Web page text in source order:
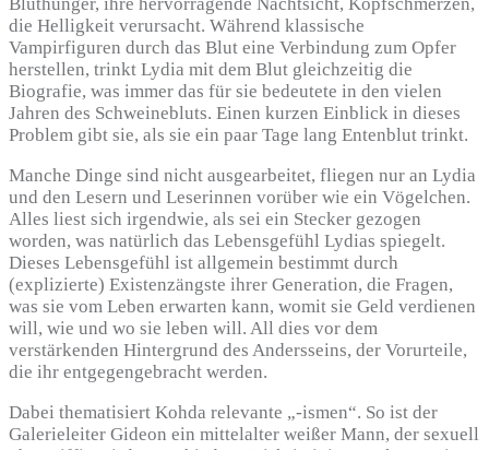
die Helligkeit verursacht. Während klassische
Vampirfiguren durch das Blut eine Verbindung zum Opfer
herstellen, trinkt Lydia mit dem Blut gleichzeitig die
Biografie, was immer das für sie bedeutete in den vielen
Jahren des Schweinebluts. Einen kurzen Einblick in dieses
Problem gibt sie, als sie ein paar Tage lang Entenblut trinkt.
Manche Dinge sind nicht ausgearbeitet, fliegen nur an Lydia
und den Lesern und Leserinnen vorüber wie ein Vögelchen.
Alles liest sich irgendwie, als sei ein Stecker gezogen
worden, was natürlich das Lebensgefühl Lydias spiegelt.
Dieses Lebensgefühl ist allgemein bestimmt durch
(explizierte) Existenzängste ihrer Generation, die Fragen,
was sie vom Leben erwarten kann, womit sie Geld verdienen
will, wie und wo sie leben will. All dies vor dem
verstärkenden Hintergrund des Andersseins, der Vorurteile,
die ihr entgegengebracht werden.
Dabei thematisiert Kohda relevante „-ismen“. So ist der
Galerieleiter Gideon ein mittelalter weißer Mann, der sexuell